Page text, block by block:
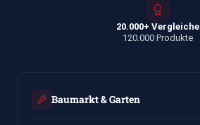
20.000+ Vergleiche
120.000 Produkte
Baumarkt & Garten